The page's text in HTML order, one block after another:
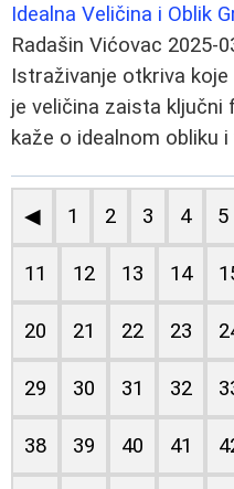
Idealna Veličina i Oblik
Radašin Vićovac 2025-
Istraživanje otkriva koje
je veličina zaista
kaže o idealnom obliku i
◀ 1 2 3 4 5
11 12 13 14
20 21 22 23
29 30 31 32
38 39 40 41